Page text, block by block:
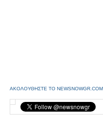
ΑΚΟΛΟΥΘΗΣΤΕ ΤΟ NEWSNOWGR.COM